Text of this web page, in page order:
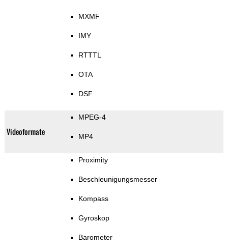
MXMF
IMY
RTTTL
OTA
DSF
Videoformate
MPEG-4
MP4
Proximity
Beschleunigungsmesser
Kompass
Gyroskop
Barometer